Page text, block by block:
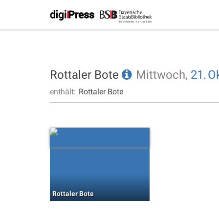
Rottaler Bote Mittwoch, 21.
enthält: Rottaler Bote
Rottaler Bote